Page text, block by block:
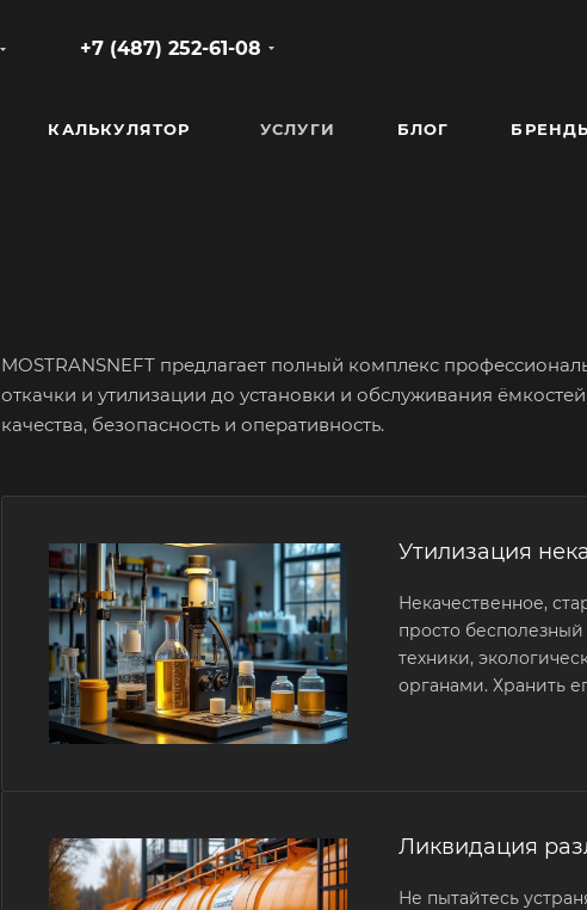
+7 (487) 252-61-08
КАЛЬКУЛЯТОР УСЛУГИ БЛОГ
MOSTRANSNEFT предлагает полный комплекс
откачки и утилизации до установки и обслуживания
качества, безопасность и оперативность.
Утилизация
Некачественное,
просто
техники,
органами. Хранить
Ликвидация
Не пытайтесь